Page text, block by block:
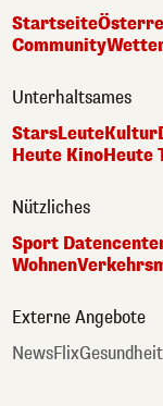
Startseite
Community
Unterhaltsames
StarsLeuteKultur
Heute KinoHeute
Nützliches
Sport
Wohnen
Externe Angebote
NewsFlix